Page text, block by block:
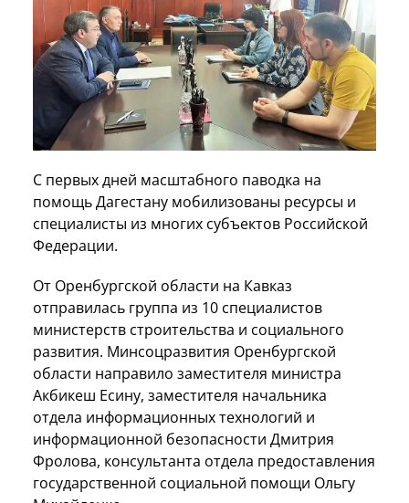
С первых дней масштабного паводка на
помощь Дагестану мобилизованы ресурсы и
специалисты из многих субъектов Российской
Федерации.
От Оренбургской области на Кавказ
отправилась группа из 10 специалистов
министерств строительства и социального
развития. Минсоцразвития Оренбургской
области направило заместителя министра
Акбикеш Есину, заместителя начальника
отдела информационных технологий и
информационной безопасности Дмитрия
Фролова, консультанта отдела предоставления
государственной социальной помощи Ольгу